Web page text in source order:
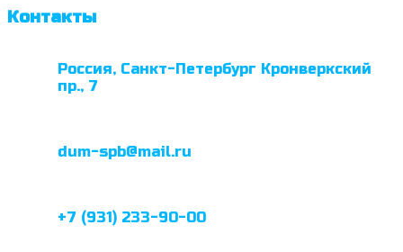
Контакты
Россия, Санкт-Петербург Кронверкский
пр., 7
dum-spb@mail.ru
+7 (931) 233-90-00